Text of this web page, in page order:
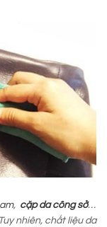
, cặp da công sở…
nhiên, chất liệu da